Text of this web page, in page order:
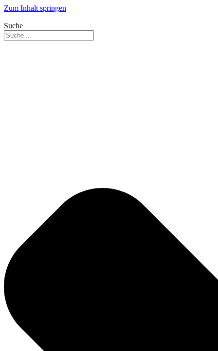
Zum Inhalt springen
Suche